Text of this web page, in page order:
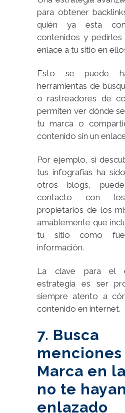
para obtener
quién ya esta
contenidos y pedirles
enlace a tu sitio en
Esto se puede
herramientas de
o rastreadores de
permiten ver dónde
tu marca o
contenido sin un
Por ejemplo, si
tus infografías ha
otros blogs,
contacto con
propietarios de los
amablemente que
tu sitio como
información.
La clave para el
estrategia es ser
siempre atento a
contenido en internet.
7. Busca
Marca en
no te hayan
enlazado